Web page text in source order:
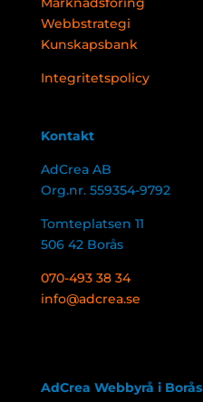
Webbstrategi
Kunskapsbank
Integritetspolicy
Kontakt
AdCrea AB
Org.nr. 559354-9792
Tomteplatsen 11
506 42 Borås
070-493 38 34
info@adcrea.se
AdCrea Webbyrå i Borås